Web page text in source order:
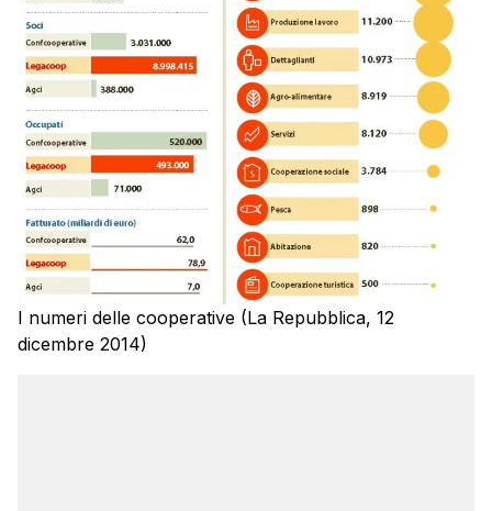
I numeri delle cooperative (La Repubblica, 12
dicembre 2014)